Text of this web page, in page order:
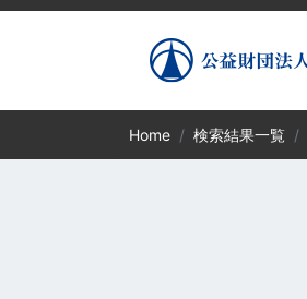
Home 検索結果一覧